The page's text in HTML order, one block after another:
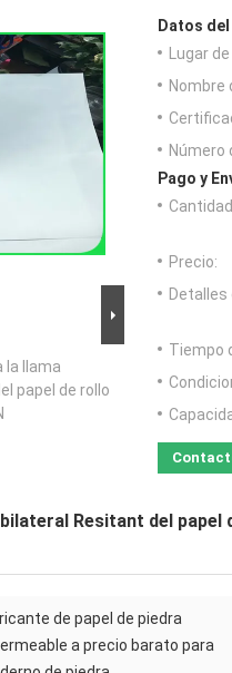
la llama
papel de rollo
Datos
Lugar
Nombre
Número
Pago y
Precio:
Detalles
Tiempo
Resitant del papel
de papel de piedra
a precio barato para